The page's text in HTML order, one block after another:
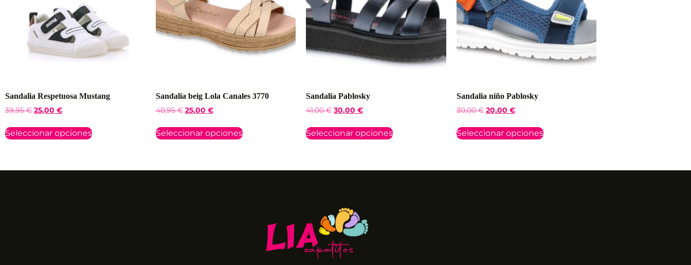
Sandalia Respetuosa Mustang
39,95€ 25,00 €
Seleccionar opciones
Sandalia beig Lola Canales 3770
40,95€ 25,00 €
Seleccionar opciones
Sandalia Pablosky
41,00€ 30,00 €
Seleccionar opciones
Sandalia niño Pablosky
30,00€ 20,00 €
Seleccionar opciones